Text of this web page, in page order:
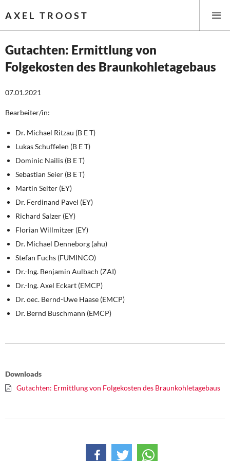
AXEL TROOST
Startseite
Themen
Leitlinien linker Wirtschafts- und Finanzpolitik
Wirtschaftspolitik
Steuer- und Finanzpolitik
Öffentliche Infrastruktur und Daseinsvorsorge
Eurokrise und Griechenland
Weitere Themen
Memo-Gruppe
Institut Solidarische Moderne
Kontakt
Gutachten: Ermittlung von
Folgekosten des Braunkohletagebaus
07.01.2021
Bearbeiter/in:
Dr. Michael Ritzau (B E T)
Lukas Schuffelen (B E T)
Dominic Nailis (B E T)
Sebastian Seier (B E T)
Martin Selter (EY)
Dr. Ferdinand Pavel (EY)
Richard Salzer (EY)
Florian Willmitzer (EY)
Dr. Michael Denneborg (ahu)
Stefan Fuchs (FUMINCO)
Dr.-Ing. Benjamin Aulbach (ZAI)
Dr.-Ing. Axel Eckart (EMCP)
Dr. oec. Bernd-Uwe Haase (EMCP)
Dr. Bernd Buschmann (EMCP)
Downloads
Gutachten: Ermittlung von Folgekosten des Braunkohletagebaus